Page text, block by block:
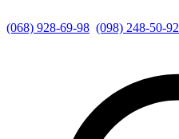
(068) 928-69-98 (098) 248-50-92